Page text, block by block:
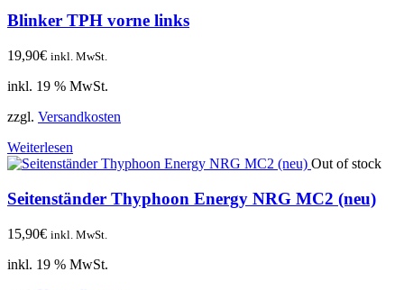
Blinker TPH vorne links
19,90€ inkl. MwSt.
inkl. 19 % MwSt.
zzgl. Versandkosten
Weiterlesen
Out of stock
Seitenständer Thyphoon Energy NRG MC2 (neu)
15,90€ inkl. MwSt.
inkl. 19 % MwSt.